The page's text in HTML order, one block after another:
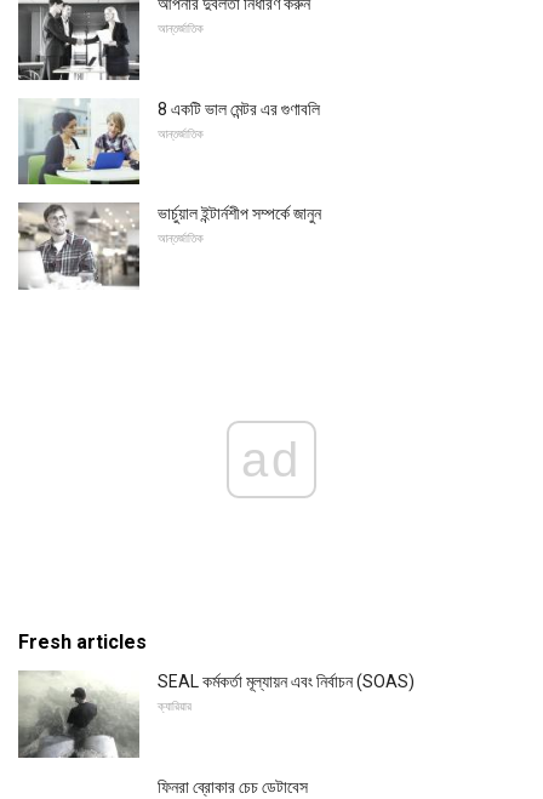
আন্তর্জাতিক
8 একটি ভাল মেন্টর এর গুণাবলি
আন্তর্জাতিক
ভার্চুয়াল ইন্টার্নশীপ সম্পর্কে জানুন
আন্তর্জাতিক
ad
Fresh articles
SEAL কর্মকর্তা মূল্যায়ন এবং নির্বাচন (SOAS)
ক্যারিয়ার
ফিনরা ব্রোকার চেচ ডেটাবেস